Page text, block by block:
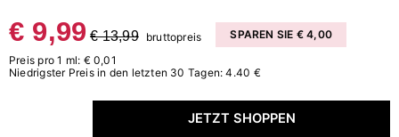
€ 9,99 € 13,99 bruttopreis
SPAREN SIE € 4,00
Preis pro 1 ml: € 0,01
Niedrigster Preis in den letzten 30 Tagen: 4.40 €
JETZT SHOPPEN